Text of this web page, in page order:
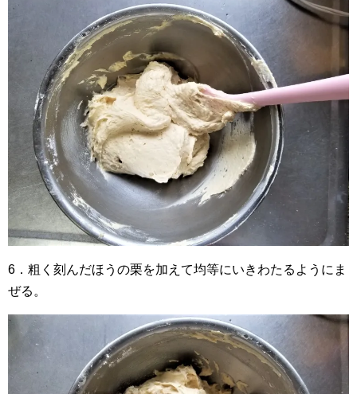
6．粗く刻んだほうの栗を加えて均等にいきわたるようにま
ぜる。